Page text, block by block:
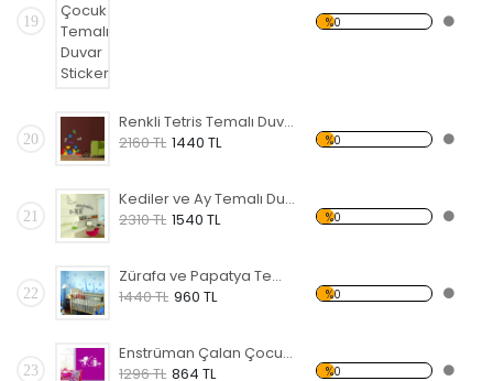
19 %0
20
Renkli Tetris Temalı Duvar Sticker
2160 TL 1440 TL %0
21
Kediler ve Ay Temalı Duvar Sticker
2310 TL 1540 TL %0
22
Zürafa ve Papatya Temalı Duvar Sticker
1440 TL 960 TL %0
23
Enstrüman Çalan Çocuk Temalı Duvar Sticker
1296 TL 864 TL %0